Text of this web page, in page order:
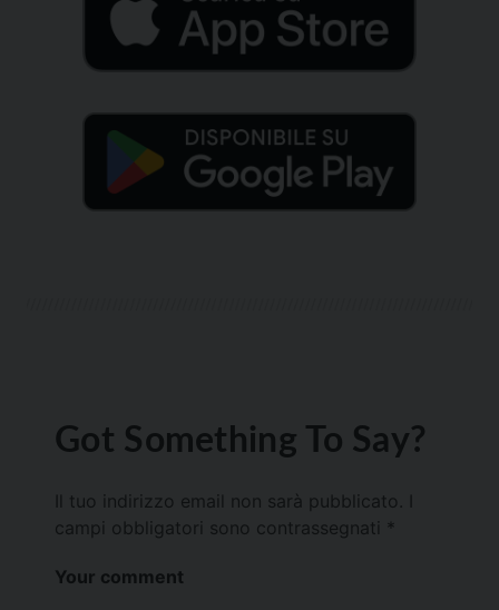
Got Something To Say?
Il tuo indirizzo email non sarà pubblicato.
campi obbligatori sono contrassegnati *
Your comment